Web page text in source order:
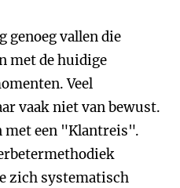
genoeg vallen die
met de huidige
Veel
vaak niet van bewust.
met een "Klantreis".
zich systematisch